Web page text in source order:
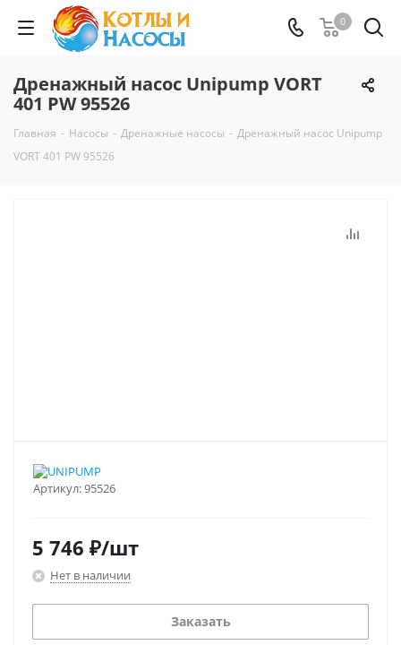
0
Дренажный насос Unipump VORT
401 PW 95526
Главная - Насосы - Дренажные насосы - Дренажный насос Unipump
VORT 401 PW 95526
Артикул:95526
5 746 ₽/шт
Нет в наличии
Заказать